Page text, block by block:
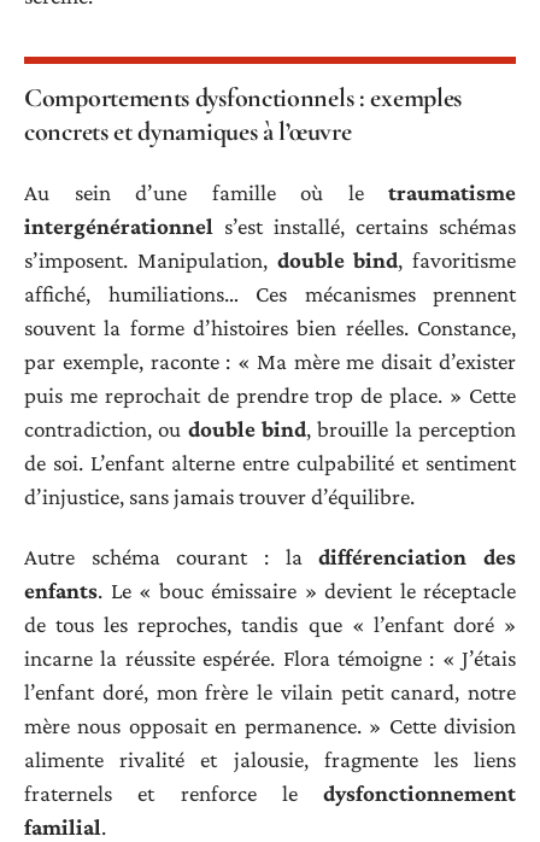
Comportements dysfonctionnels : exemples
concrets et dynamiques à l’œuvre
Au sein d’une famille où le traumatisme
intergénérationnel s’est installé, certains schémas
s’imposent. Manipulation, double bind, favoritisme
affiché, humiliations… Ces mécanismes prennent
souvent la forme d’histoires bien réelles. Constance,
par exemple, raconte : « Ma mère me disait d’exister
puis me reprochait de prendre trop de place. » Cette
contradiction, ou double bind, brouille la perception
de soi. L’enfant alterne entre culpabilité et sentiment
d’injustice, sans jamais trouver d’équilibre.
Autre schéma courant : ladifférenciation des
enfants. Le « bouc émissaire » devient le réceptacle
de tous les reproches, tandis que « l’enfant doré »
incarne la réussite espérée. Flora témoigne : « J’étais
l’enfant doré, mon frère le vilain petit canard, notre
mère nous opposait en permanence. » Cette division
alimente rivalité et jalousie, fragmente les liens
fraternels et renforce le dysfonctionnement
familial.